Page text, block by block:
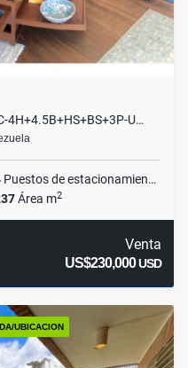
4H+4.5B+HS+BS+3P-U…
Puestos de estacionamientos
Área m2
Venta
US$230,000USD
UBICACION